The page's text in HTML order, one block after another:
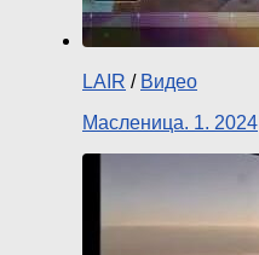
LAIR / Видео
Масленица. 1. 2024